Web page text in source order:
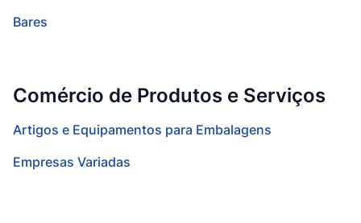
Bares
Comércio de Produtos e Serviços
Artigos e Equipamentos para Embalagens
Empresas Variadas